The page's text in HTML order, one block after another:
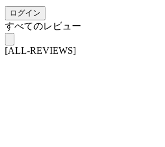
ログイン
すべてのレビュー
[ALL-REVIEWS]